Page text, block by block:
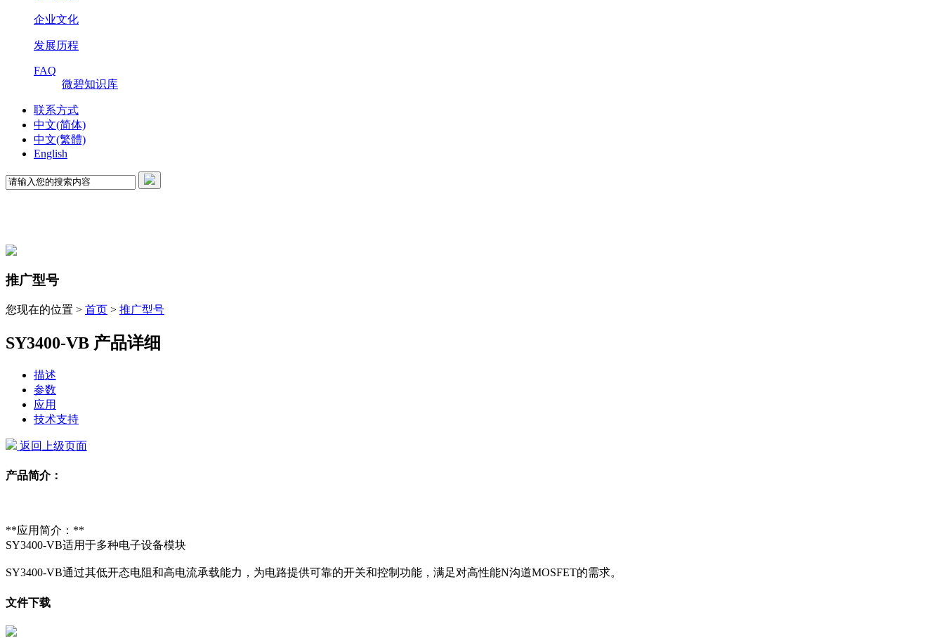
企业文化
发展历程
FAQ
微碧知识库
联系方式
中文(简体)
中文(繁體)
English
推广型号
您现在的位置 > 首页 > 推广型号
SY3400-VB 产品详细
描述
参数
应用
技术支持
返回上级页面
产品简介：
**应用简介：**
SY3400-VB适用于多种电子设备模块
SY3400-VB通过其低开态电阻和高电流承载能力，为电路提供可靠的开关和控制功能，满足对高性能N沟道MOSFET的需求。
文件下载